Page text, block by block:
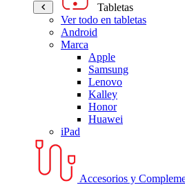
Tabletas
Ver todo en tabletas
Android
Marca
Apple
Samsung
Lenovo
Kalley
Honor
Huawei
iPad
Accesorios y